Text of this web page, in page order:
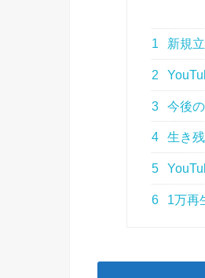
1 新規
2
3 今後
4 生き
5
6 1万再